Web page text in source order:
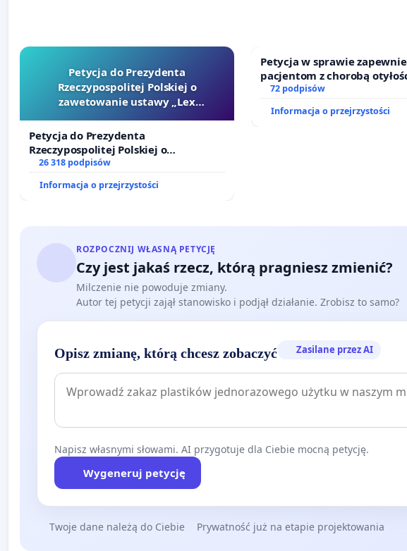
Petycja do Prezydenta
Rzeczypospolitej Polskiej o
zawetowanie ustawy „Lex
Petycja do Prezydenta
Rzeczypospolitej Polskiej o
zawetowanie ustawy „Lex Szarlatan”
26 318 podpisów
Informacja o przejrzystości
Petycja w sprawie
pacjentom z chorobą
dostępu do kompleksowego
72 podpisów
Informacja o przejrzystości
ROZPOCZNIJ WŁASNĄ PETYCJĘ
Czy jest jakaś rzecz, którą pragniesz zmienić?
Milczenie nie powoduje zmiany.
Autor tej petycji zajął stanowisko i podjął działanie. Zrobisz to samo?
Opisz zmianę, którą chcesz zobaczyć Zasilane przez AI
Napisz własnymi słowami. AI przygotuje dla Ciebie mocną petycję.
Wygeneruj petycję
Twoje dane należą do Ciebie Prywatność już na etapie projektowania